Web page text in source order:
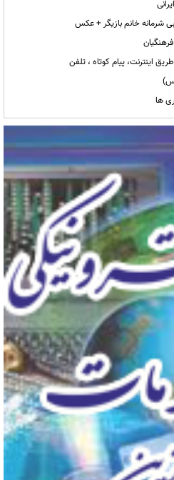
شرمانه خانم بازیگر + عکس
اینترنت، پیام کوتاه ، تلفن
ها